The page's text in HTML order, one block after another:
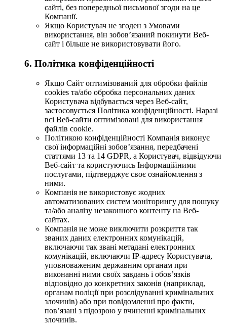
сайті, без попередньої письмової згоди на це
Компанії.
Якщо Користувач не згоден з Умовами
використання, він зобов’язаний покинути Веб-
сайт і більше не використовувати його.
6. Політика конфіденційності
Якщо Сайт оптимізований для обробки файлів
cookies та/або обробка персональних даних
Користувача відбувається через Веб-сайт,
застосовується Політика конфіденційності. Наразі
всі Веб-сайти оптимізовані для використання
файлів cookie.
Політикою конфіденційності Компанія виконує
свої інформаційні зобов’язання, передбачені
статтями 13 та 14 GDPR, а Користувач, відвідуючи
Веб-сайт та користуючись Інформаційними
послугами, підтверджує своє ознайомлення з
ними.
Компанія не використовує жодних
автоматизованих систем моніторингу для пошуку
та/або аналізу незаконного контенту на Веб-
сайтах.
Компанія не може виключити розкриття так
званих даних електронних комунікацій,
включаючи так звані метадані електронних
комунікацій, включаючи IP-адресу Користувача,
уповноваженим державним органам при
виконанні ними своїх завдань і обов’язків
відповідно до конкретних законів (наприклад,
органам поліції при розслідуванні кримінальних
злочинів) або при повідомленні про факти,
пов’язані з підозрою у вчиненні кримінальних
злочинів.